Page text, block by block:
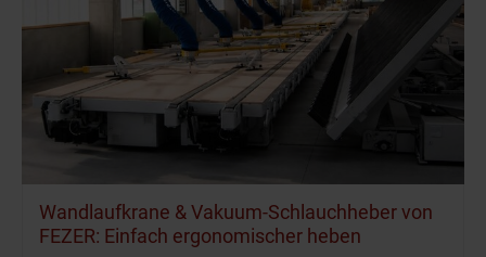
Wandlaufkrane & Vakuum-Schlauchheber von
FEZER: Einfach ergonomischer heben